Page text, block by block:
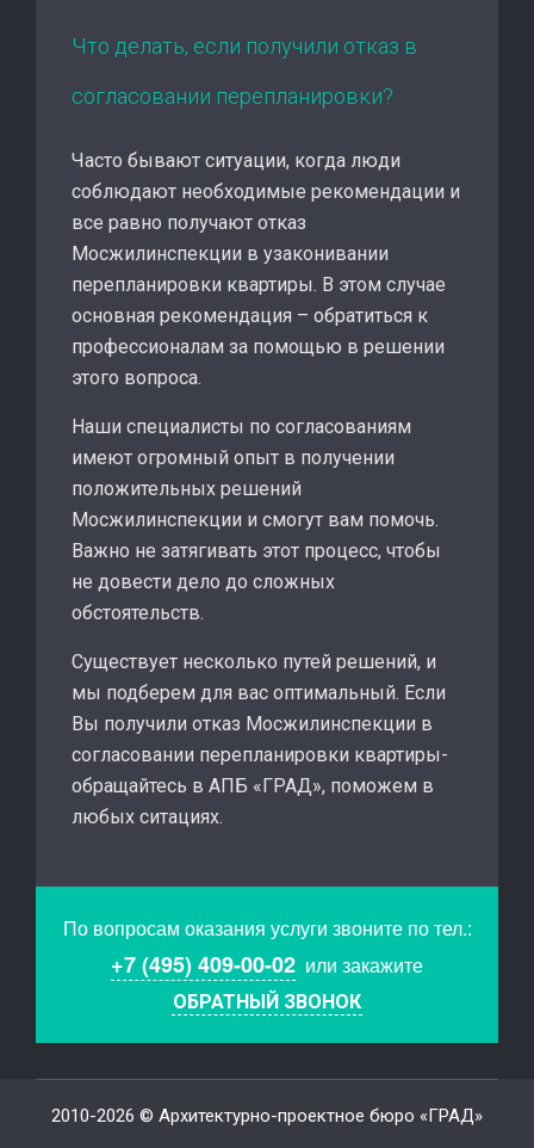
Что делать, если получили отказ в
согласовании перепланировки?
Часто бывают ситуации, когда люди
соблюдают необходимые рекомендации и
все равно получают отказ
Мосжилинспекции в узаконивании
перепланировки квартиры. В этом случае
основная рекомендация – обратиться к
профессионалам за помощью в решении
этого вопроса.
Наши специалисты по согласованиям
имеют огромный опыт в получении
положительных решений
Мосжилинспекции и смогут вам помочь.
Важно не затягивать этот процесс, чтобы
не довести дело до сложных
обстоятельств.
Существует несколько путей решений, и
мы подберем для вас оптимальный. Если
Вы получили отказ Мосжилинспекции в
согласовании перепланировки квартиры-
обращайтесь в АПБ «ГРАД», поможем в
любых ситациях.
По вопросам оказания услуги звоните по тел.:
+7 (495) 409-00-02 или закажите
ОБРАТНЫЙ ЗВОНОК
2010-2026 © Архитектурно-проектное бюро «ГРАД»